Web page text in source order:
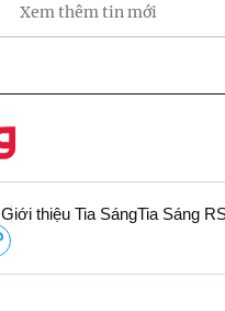
Xem thêm tin mới
Giới thiệu Tia SángTia Sáng